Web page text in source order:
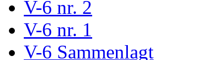
V-6 nr. 2
V-6 nr. 1
V-6 Sammenlagt